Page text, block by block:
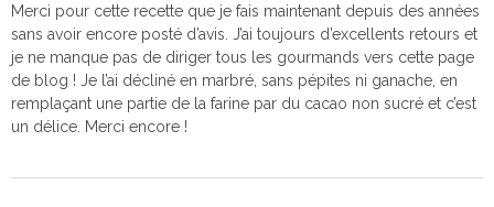
Merci pour cette recette que je fais maintenant depuis des années
sans avoir encore posté d’avis. J’ai toujours d’excellents retours et
je ne manque pas de diriger tous les gourmands vers cette page
de blog ! Je l’ai décliné en marbré, sans pépites ni ganache, en
remplaçant une partie de la farine par du cacao non sucré et c’est
un délice. Merci encore !